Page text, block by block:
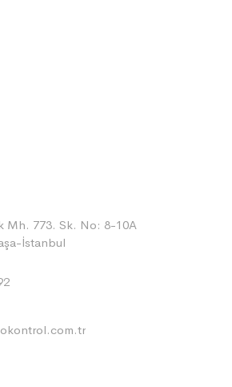
Mh. 773. Sk. No: 8-10A
İstanbul